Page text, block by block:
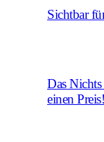
Sichtbar
Das
einen